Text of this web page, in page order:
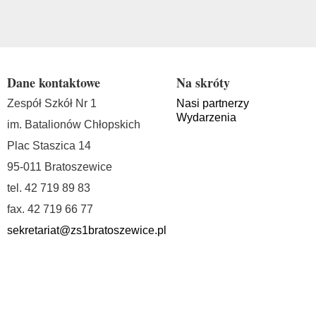
Dane kontaktowe
Zespół Szkół Nr 1
im. Batalionów Chłopskich
Plac Staszica 14
95-011 Bratoszewice
tel. 42 719 89 83
fax. 42 719 66 77
sekretariat@zs1bratoszewice.pl
Na skróty
Nasi partnerzy
Wydarzenia